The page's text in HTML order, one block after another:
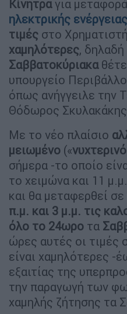
Κίνητραγια
ηλεκτρικής ενέργειας
τιμές στο
χαμηλότερες, δηλαδή
Σαββατοκύριακα
υπουργείο
όπως ανήγγειλε την
Θόδωρος
Με το νέο πλαίσιο
μειωμένο («νυχτερινό
σήμερα -το οποίο
το χειμώνα και 11
και θα μεταφερθεί
π.μ. και 3 μ.μ. τις
όλο το 24ωρο τα
ώρες αυτές οι τιμές
είναι χαμηλότερες -
εξαιτίας της
την παραγωγή των
χαμηλής ζήτησης τα